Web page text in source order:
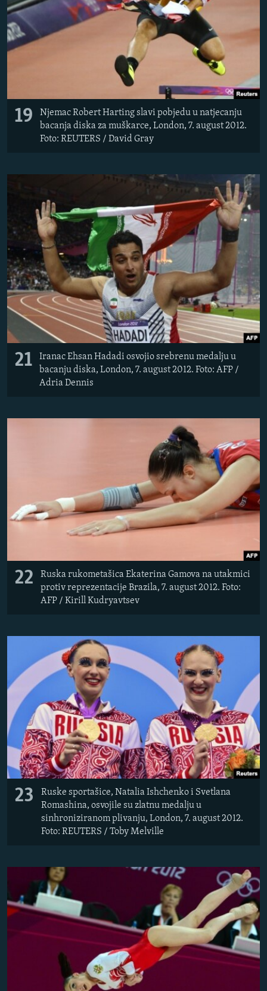
19
Njemac Robert Harting slavi pobjedu u natjecanju
bacanja diska za muškarce, London, 7. august 2012.
Foto: REUTERS / David Gray
21
Iranac Ehsan Hadadi osvojio srebrenu medalju u
bacanju diska, London, 7. august 2012. Foto: AFP /
Adria Dennis
22
Ruska rukometašica Ekaterina Gamova na utakmici
protiv reprezentacije Brazila, 7. august 2012. Foto:
AFP / Kirill Kudryavtsev
23
Ruske sportašice, Natalia Ishchenko i Svetlana
Romashina, osvojile su zlatnu medalju u
sinhroniziranom plivanju, London, 7. august 2012.
Foto: REUTERS / Toby Melville